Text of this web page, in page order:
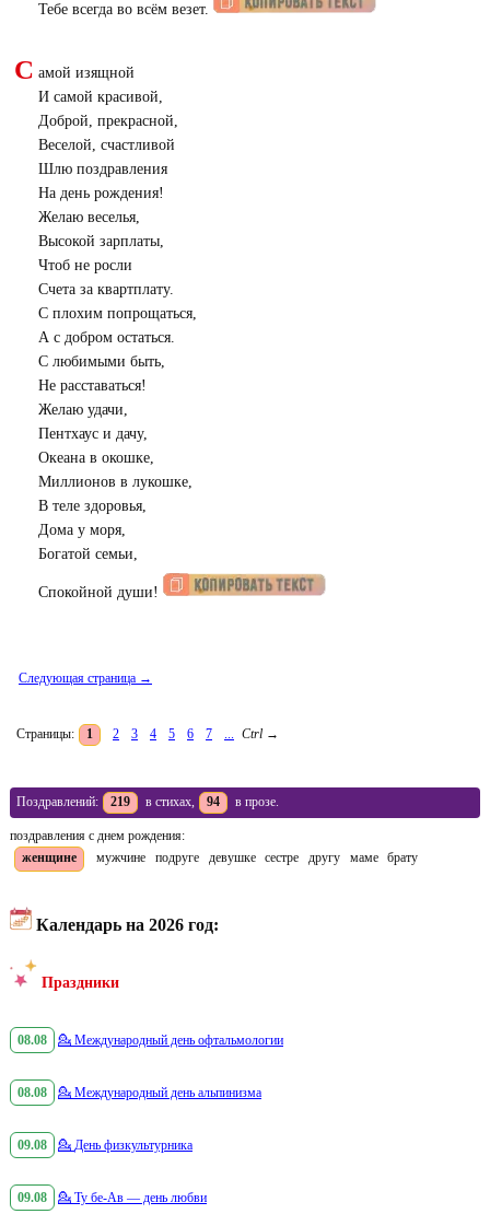
Тебе всегда во всём везет.
С амой изящной
И самой красивой,
Доброй, прекрасной,
Веселой, счастливой
Шлю поздравления
На день рождения!
Желаю веселья,
Высокой зарплаты,
Чтоб не росли
Счета за квартплату.
С плохим попрощаться,
А с добром остаться.
С любимыми быть,
Не расставаться!
Желаю удачи,
Пентхаус и дачу,
Океана в окошке,
Миллионов в лукошке,
В теле здоровья,
Дома у моря,
Богатой семьи,
Спокойной души!
Следующая страница →
Страницы: 1 2 3 4 5 6 7 ... Ctrl →
Поздравлений: 219 в стихах, 94 в прозе.
поздравления с днем рождения:
женщине
мужчине подруге девушке сестре другу маме брату
Календарь на 2026 год:
Праздники
08.08 💁 Международный день офтальмологии
08.08 💁 Международный день альпинизма
09.08 💁 День физкультурника
09.08 💁 Ту бе-Ав — день любви